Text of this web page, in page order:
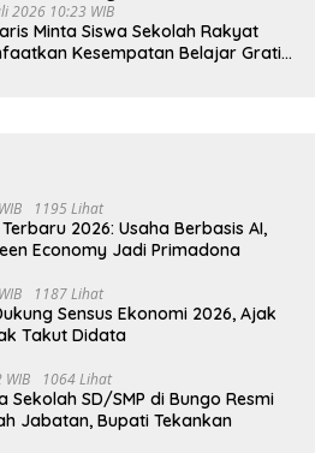
2026 10:23 WIB
Minta Siswa Sekolah Rakyat
Kesempatan Belajar Gratis
1195 Lihat
2026: Usaha Berbasis AI,
Economy Jadi Primadona
1187 Lihat
Sensus Ekonomi 2026, Ajak
Takut Didata
WIB 1064 Lihat
Sekolah SD/SMP di Bungo Resmi
Jabatan, Bupati Tekankan